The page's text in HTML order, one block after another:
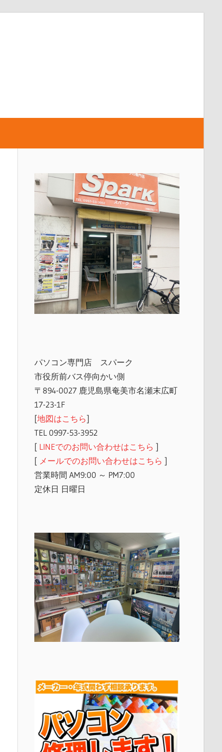
パソコン専門店 スパーク
市役所前バス停向かい側
〒894-0027 鹿児島県奄美市名瀬末広町
17-23-1F
[地図はこちら]
TEL 0997-53-3952
[ LINEでのお問い合わせはこちら ]
[ メールでのお問い合わせはこちら ]
営業時間 AM9:00 ～ PM7:00
定休日 日曜日